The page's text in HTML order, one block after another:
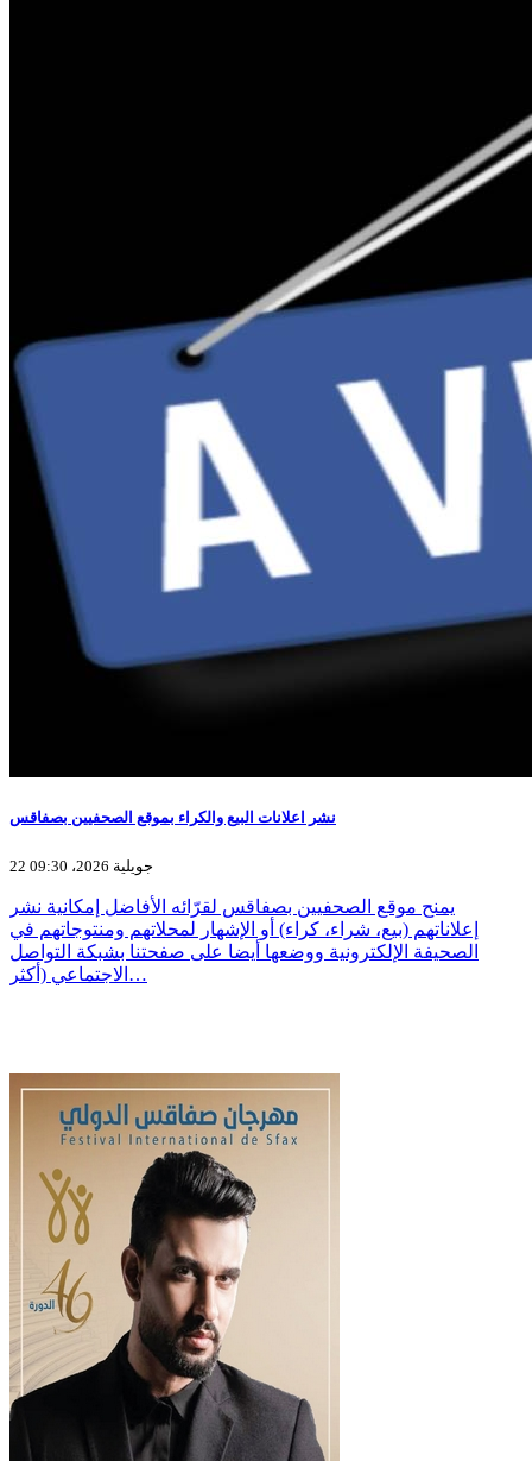
نشر اعلانات البيع والكراء بموقع الصحفيين بصفاقس
22 جويلية 2026، 09:30
يمنح موقع الصحفيين بصفاقس لقرّائه الأفاضل إمكانية نشر
إعلاناتهم (بيع، شراء، كراء) أو الإشهار لمحلاتهم ومنتوجاتهم في
الصحيفة الإلكترونية ووضعها أيضا على صفحتنا بشبكة التواصل
الاجتماعي (أكثر…